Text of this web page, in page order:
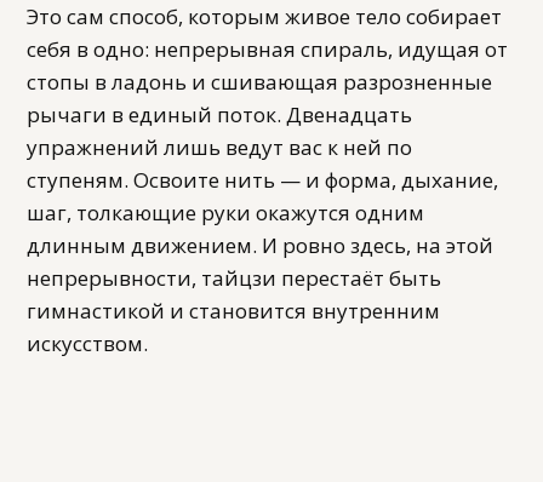
Это сам способ, которым живое тело собирает
себя в одно: непрерывная спираль, идущая от
стопы в ладонь и сшивающая разрозненные
рычаги в единый поток. Двенадцать
упражнений лишь ведут вас к ней по
ступеням. Освоите нить — и форма, дыхание,
шаг, толкающие руки окажутся одним
длинным движением. И ровно здесь, на этой
непрерывности, тайцзи перестаёт быть
гимнастикой и становится внутренним
искусством.